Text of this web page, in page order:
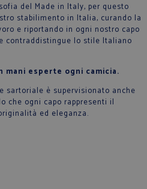
del Made in Italy, per questo
stabilimento in Italia, curando la
e riportando in ogni nostro capo
contraddistingue lo stile Italiano
esperte ogni camicia.
sartoriale è supervisionato anche
che ogni capo rappresenti il
ed eleganza.